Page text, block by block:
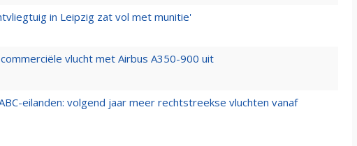
in Leipzig zat vol met munitie'
vlucht met Airbus A350-900 uit
eilanden: volgend jaar meer rechtstreekse vluchten vanaf